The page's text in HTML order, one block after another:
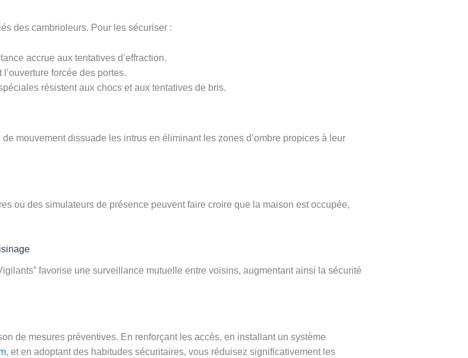
des cambrioleurs. Pour les sécuriser :
accrue aux tentatives d’effraction.
forcée des portes.
résistent aux chocs et aux tentatives de bris.
mouvement dissuade les intrus en éliminant les zones d’ombre propices à leur
ou des simulateurs de présence peuvent faire croire que la maison est occupée,
favorise une surveillance mutuelle entre voisins, augmentant ainsi la sécurité
de mesures préventives. En renforçant les accès, en installant un système
, et en adoptant des habitudes sécuritaires, vous réduisez significativement les